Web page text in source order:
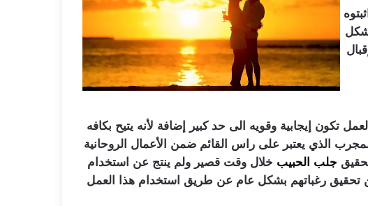
إيجابية وقويه الى حد كبير إضافة لأنه يتيح بكافه
الذي يعتبر على راس القائم ضمن الأعمال الروحانية
جلب الحبيب خلال وقت قصير ولم ينتج عن استخدام
تحقيق رغباتهم بشكل عام عن طريق استخدام هذا العمل